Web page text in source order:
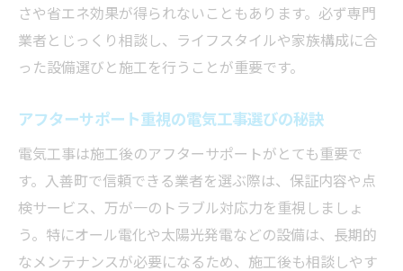
さや省エネ効果が得られないこともあります。必ず専門
業者とじっくり相談し、ライフスタイルや家族構成に合
った設備選びと施工を行うことが重要です。
アフターサポート重視の電気工事選びの秘訣
電気工事は施工後のアフターサポートがとても重要で
す。入善町で信頼できる業者を選ぶ際は、保証内容や点
検サービス、万が一のトラブル対応力を重視しましょ
う。特にオール電化や太陽光発電などの設備は、長期的
なメンテナンスが必要になるため、施工後も相談しやす